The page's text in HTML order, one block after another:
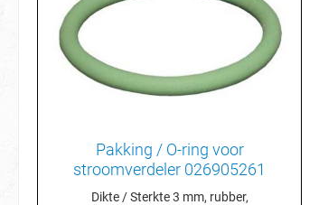
Pakking / O-ring voor
stroomverdeler 026905261
Dikte / Sterkte 3 mm, rubber,